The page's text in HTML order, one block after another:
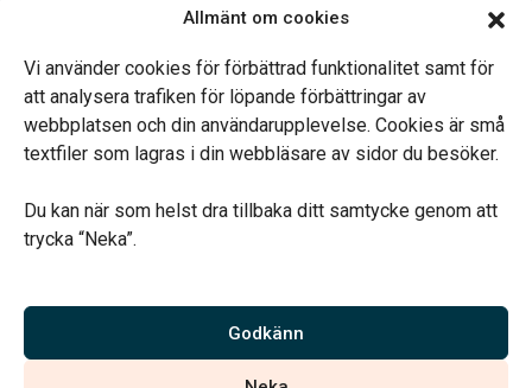
Allmänt om cookies
Vi använder cookies för förbättrad funktionalitet samt för
att analysera trafiken för löpande förbättringar av
webbplatsen och din användarupplevelse. Cookies är små
textfiler som lagras i din webbläsare av sidor du besöker.
Du kan när som helst dra tillbaka ditt samtycke genom att
trycka “Neka”.
Godkänn
Måndag-Torsdag 09.00-15.00
Telefonjour dygnet runt.
Vårt systerbolag Verahill hjälper dig med familjejuridiken –
Vi är auktoriserade av Sveriges Begravningsbyråers Förbund och